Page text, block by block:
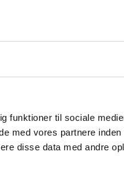
funktioner til sociale
med vores partnere inden
disse data med andre